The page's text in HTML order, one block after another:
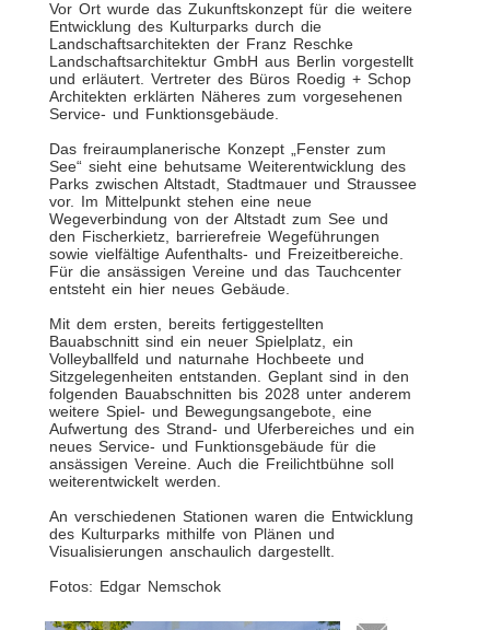
Vor Ort wurde das Zukunftskonzept für die weitere
Entwicklung des Kulturparks durch die
Landschaftsarchitekten der Franz Reschke
Landschaftsarchitektur GmbH aus Berlin vorgestellt
und erläutert. Vertreter des Büros Roedig + Schop
Architekten erklärten Näheres zum vorgesehenen
Service- und Funktionsgebäude.
Das freiraumplanerische Konzept „Fenster zum
See“ sieht eine behutsame Weiterentwicklung des
Parks zwischen Altstadt, Stadtmauer und Straussee
vor. Im Mittelpunkt stehen eine neue
Wegeverbindung von der Altstadt zum See und
den Fischerkietz, barrierefreie Wegeführungen
sowie vielfältige Aufenthalts- und Freizeitbereiche.
Für die ansässigen Vereine und das Tauchcenter
entsteht ein hier neues Gebäude.
Mit dem ersten, bereits fertiggestellten
Bauabschnitt sind ein neuer Spielplatz, ein
Volleyballfeld und naturnahe Hochbeete und
Sitzgelegenheiten entstanden. Geplant sind in den
folgenden Bauabschnitten bis 2028 unter anderem
weitere Spiel- und Bewegungsangebote, eine
Aufwertung des Strand- und Uferbereiches und ein
neues Service- und Funktionsgebäude für die
ansässigen Vereine. Auch die Freilichtbühne soll
weiterentwickelt werden.
An verschiedenen Stationen waren die Entwicklung
des Kulturparks mithilfe von Plänen und
Visualisierungen anschaulich dargestellt.
Fotos: Edgar Nemschok